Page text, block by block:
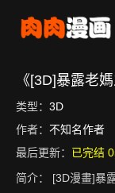
《[3D]暴露老
类型： 3D
作者： 不知名作者
最后更新： 已完结
简介：
[3D漫畫]暴